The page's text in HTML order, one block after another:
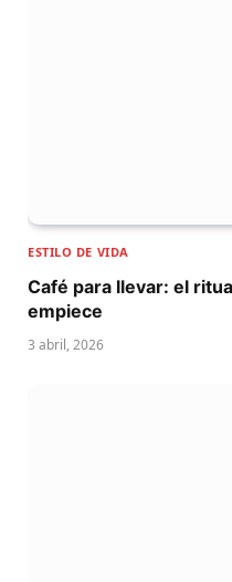
ESTILO DE VIDA
Café para llevar: el
empiece
3 abril, 2026